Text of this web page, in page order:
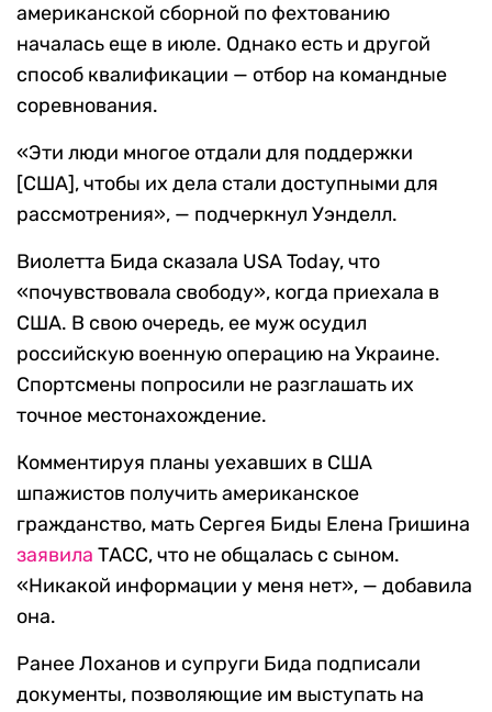
американской сборной по фехтованию
началась еще в июле. Однако есть и другой
способ квалификации — отбор на командные
соревнования.
«Эти люди многое отдали для поддержки
[США], чтобы их дела стали доступными для
рассмотрения», — подчеркнул Уэнделл.
Виолетта Бида сказала USA Today, что
«почувствовала свободу», когда приехала в
США. В свою очередь, ее муж осудил
российскую военную операцию на Украине.
Спортсмены попросили не разглашать их
точное местонахождение.
Комментируя планы уехавших в США
шпажистов получить американское
гражданство, мать Сергея Биды Елена Гришина
заявила ТАСС, что не общалась с сыном.
«Никакой информации у меня нет», — добавила
она.
Ранее Лоханов и супруги Бида подписали
документы, позволяющие им выступать на